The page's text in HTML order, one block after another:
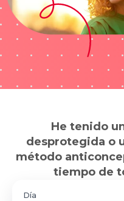
He tenido
desprotegida o
método
tiempo de
Día